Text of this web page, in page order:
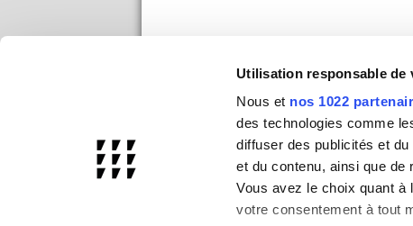
Utilisation responsable de
Nous et nos 1022
des technologies comme
diffuser des publicités et
et du contenu, ainsi que de
Vous avez le choix quant à
votre consentement à tout